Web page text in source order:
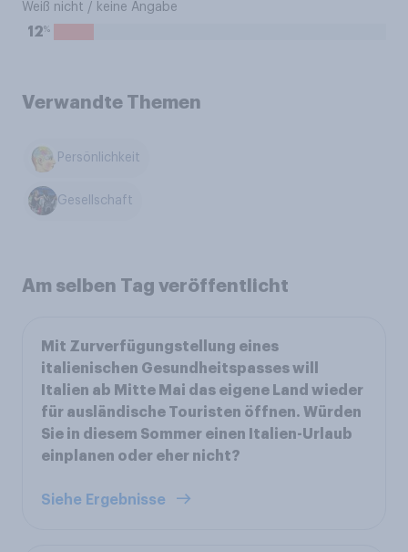
Weiß nicht / keine Angabe
12%
Verwandte Themen
Persönlichkeit
Gesellschaft
Am selben Tag veröffentlicht
Mit Zurverfügungstellung eines
italienischen Gesundheitspasses will
Italien ab Mitte Mai das eigene Land wieder
für ausländische Touristen öffnen. Würden
Sie in diesem Sommer einen Italien-Urlaub
einplanen oder eher nicht?
Siehe Ergebnisse